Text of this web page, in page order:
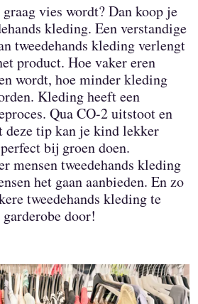
vies wordt? Dan koop je
kleding. Een verstandige
tweedehands kleding verlengt
product. Hoe vaker eren
wordt, hoe minder kleding
Kleding heeft een
Qua CO-2 uitstoot en
tip kan je kind lekker
bij groen doen.
mensen tweedehands kleding
het gaan aanbieden. En zo
tweedehands kleding te
door!